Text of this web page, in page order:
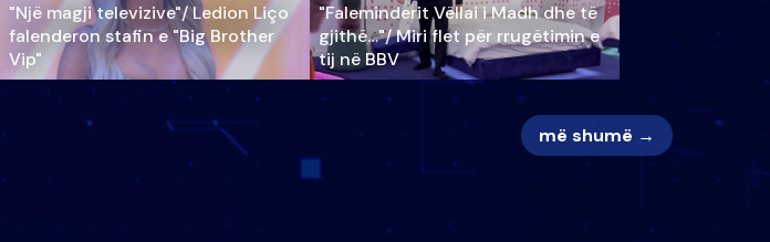
"Një magji televizive"/ Ledion Liço
falenderon stafin e "Big Brother
Vip"
"Faleminderit Vëllai i Madh dhe të
gjithë…"/ Miri flet për rrugëtimin e
tij në BBV
më shumë →